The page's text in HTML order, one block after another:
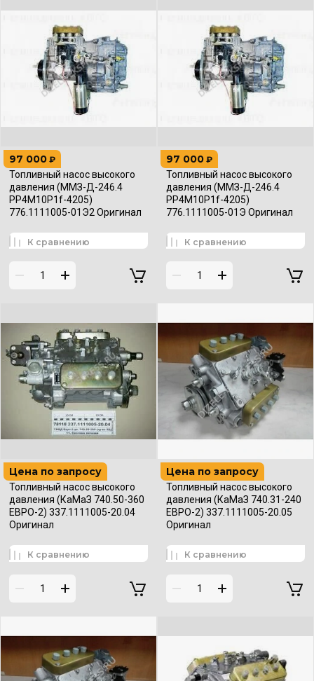
97 000 ₽
Топливный насос высокого
давления (ММЗ-Д-246.4
PP4M10P1f-4205)
776.1111005-01Э2 Оригинал
К сравнению
97 000 ₽
Топливный насос высокого
давления (ММЗ-Д-246.4
PP4M10P1f-4205)
776.1111005-01Э Оригинал
К сравнению
Цена по запросу
Топливный насос высокого
давления (КаМаЗ 740.50-360
ЕВРО-2) 337.1111005-20.04
Оригинал
К сравнению
Цена по запросу
Топливный насос высокого
давления (КаМаЗ 740.31-240
ЕВРО-2) 337.1111005-20.05
Оригинал
К сравнению